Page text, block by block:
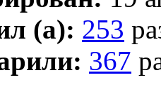
(а): 253
367